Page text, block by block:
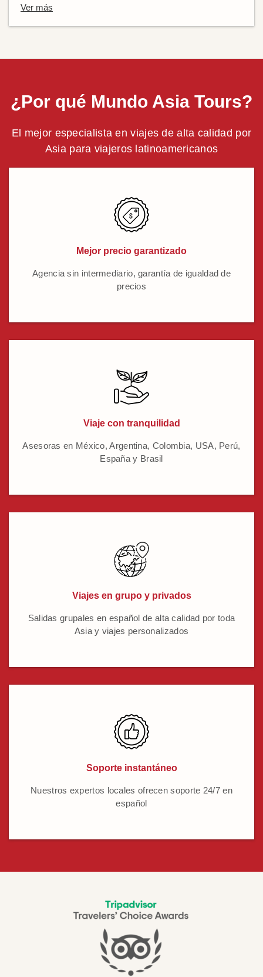
Ver más
¿Por qué Mundo Asia Tours?
El mejor especialista en viajes de alta calidad por
Asia para viajeros latinoamericanos
Mejor precio garantizado
Agencia sin intermediario, garantía de igualdad de
precios
Viaje con tranquilidad
Asesoras en México, Argentina, Colombia, USA, Perú,
España y Brasil
Viajes en grupo y privados
Salidas grupales en español de alta calidad por toda
Asia y viajes personalizados
Soporte instantáneo
Nuestros expertos locales ofrecen soporte 24/7 en
español